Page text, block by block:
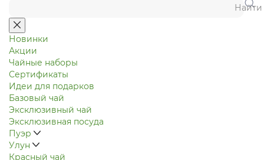
Найти
Новинки
Акции
Чайные наборы
Сертификаты
Идеи для подарков
Базовый чай
Эксклюзивный чай
Эксклюзивная посуда
Пуэр
Улун
Красный чай